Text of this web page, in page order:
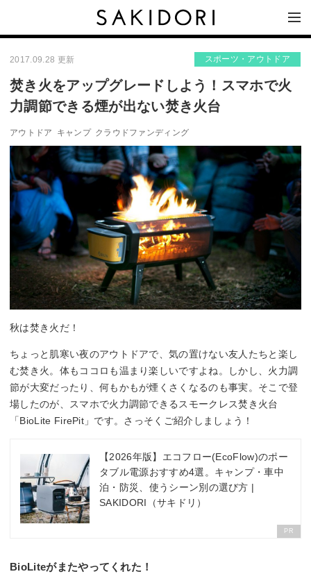
2017.09.28 更新 スポーツ・アウトドア
焚き火をアップグレードしよう！スマホで火
力調節できる煙が出ない焚き火台
アウトドア キャンプ クラウドファンディング
秋は焚き火だ！
ちょっと肌寒い夜のアウトドアで、気の置けない友人たちと楽し
む焚き火。体もココロも温まり楽しいですよね。しかし、火力調
節が大変だったり、何もかもが煙くさくなるのも事実。そこで登
場したのが、スマホで火力調節できるスモークレス焚き火台
「BioLite FirePit」です。さっそくご紹介しましょう！
【2026年版】エコフロー(EcoFlow)のポー
タブル電源おすすめ4選。キャンプ・車中
泊・防災、使うシーン別の選び方 |
SAKIDORI（サキドリ）
PR
BioLiteがまたやってくれた！